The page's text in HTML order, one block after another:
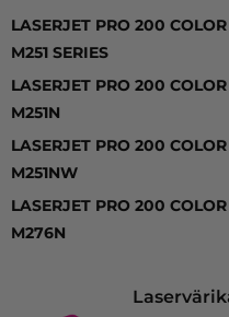
LASERJET PRO 200 COLOR
M251 SERIES
LASERJET PRO 200 COLOR
M251N
LASERJET PRO 200 COLOR
M251NW
LASERJET PRO 200 COLOR
M276N